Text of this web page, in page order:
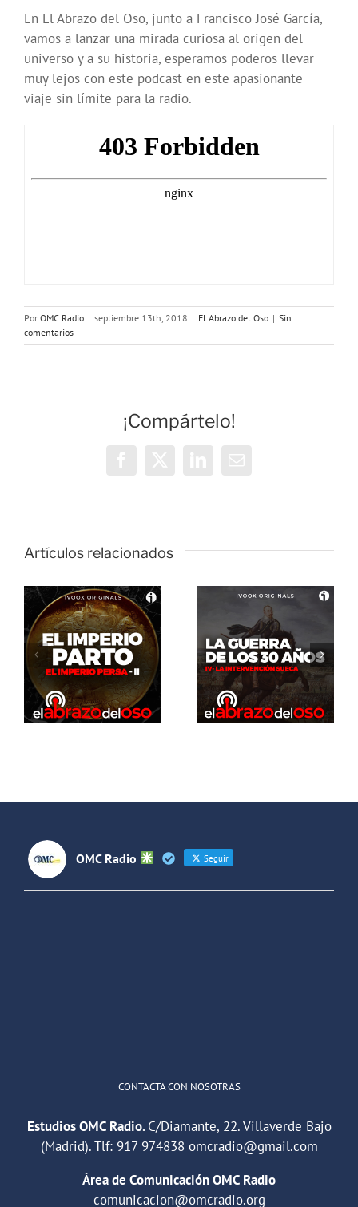
En El Abrazo del Oso, junto a Francisco José García,
vamos a lanzar una mirada curiosa al origen del
universo y a su historia, esperamos poderos llevar
muy lejos con este podcast en este apasionante
viaje sin límite para la radio.
Por OMC Radio | septiembre 13th, 2018 | El Abrazo del Oso | Sin
comentarios
¡Compártelo!
Artículos relacionados
El Abrazo
del Oso. La
guerra de
los 30 años:
La
intervención
El Abrazo
del Oso.
Dinosaurios
Live Stream
OMC Radio Seguir
CONTACTA CON NOSOTRAS
Estudios OMC Radio.C/Diamante, 22. Villaverde Bajo
(Madrid). Tlf: 917 974838 omcradio@gmail.com
Área de Comunicación OMC Radio
comunicacion@omcradio.org